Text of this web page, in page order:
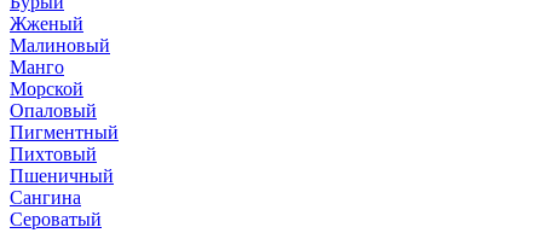
Жженый
Малиновый
Манго
Морской
Опаловый
Пигментный
Пихтовый
Пшеничный
Сангина
Сероватый